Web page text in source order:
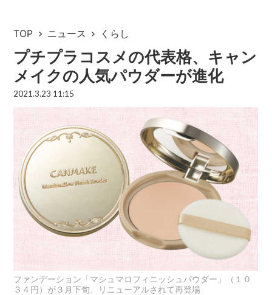
TOP ニュース くらし
プチプラコスメの代表格、キャン
メイクの人気パウダーが進化
2021.3.23 11:15
ファンデーション「マシュマロフィニッシュパウダー」（１０
３４円）が３月下旬、リニューアルされて再登場